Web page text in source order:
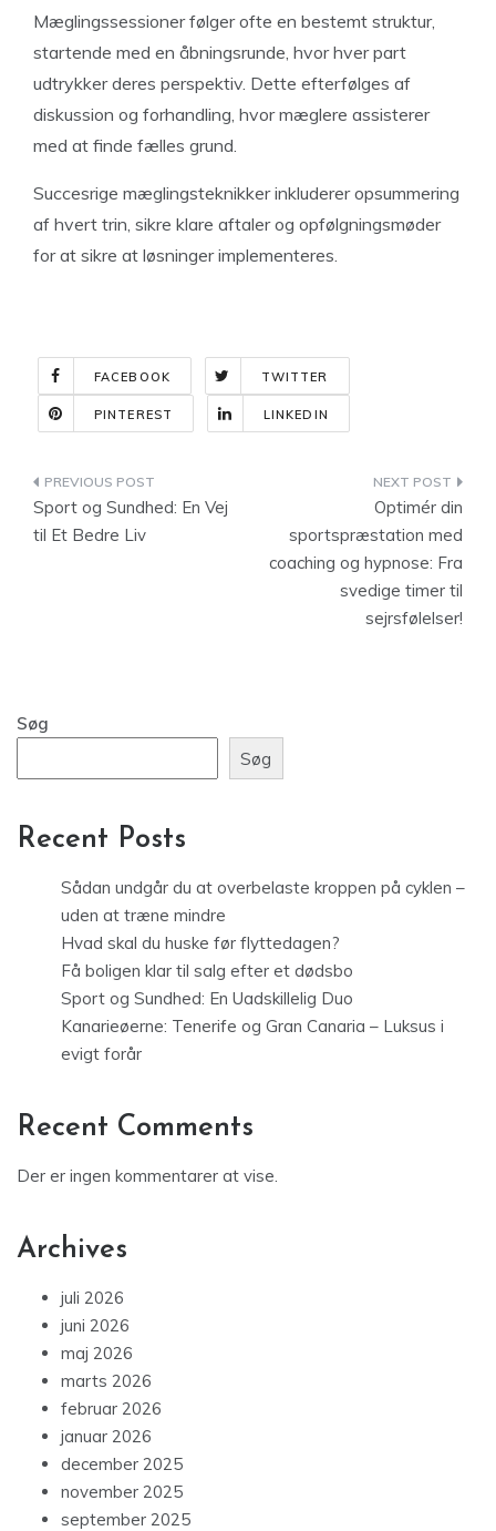
Mæglingssessioner følger ofte en bestemt struktur,
startende med en åbningsrunde, hvor hver part
udtrykker deres perspektiv. Dette efterfølges af
diskussion og forhandling, hvor mæglere assisterer
med at finde fælles grund.
Succesrige mæglingsteknikker inkluderer opsummering
af hvert trin, sikre klare aftaler og opfølgningsmøder
for at sikre at løsninger implementeres.
FACEBOOK TWITTER
PINTEREST LINKEDIN
Indlægsnavigation
Sport og Sundhed: En Vej
til Et Bedre Liv
Optimér din
sportspræstation med
coaching og hypnose: Fra
svedige timer til
sejrsfølelser!
Søg
Søg
Recent Posts
Sådan undgår du at overbelaste kroppen på cyklen –
uden at træne mindre
Hvad skal du huske før flyttedagen?
Få boligen klar til salg efter et dødsbo
Sport og Sundhed: En Uadskillelig Duo
Kanarieøerne: Tenerife og Gran Canaria – Luksus i
evigt forår
Recent Comments
Der er ingen kommentarer at vise.
Archives
juli 2026
juni 2026
maj 2026
marts 2026
februar 2026
januar 2026
december 2025
november 2025
september 2025